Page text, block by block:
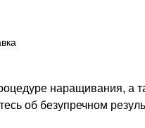
наращивания,
об безупречном